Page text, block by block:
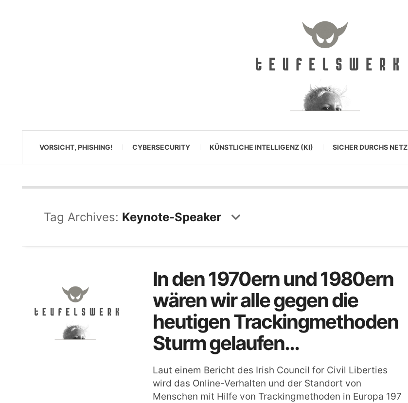
VORSICHT, PHISHING! CYBERSECURITY KÜNSTLICHE INTELLIGENZ (KI) SICHER DURCHS NETZ
Tag Archives: Keynote-Speaker
In den 1970ern und 1980ern
wären wir alle gegen die
heutigen Trackingmethoden
Sturm gelaufen…
Laut einem Bericht des Irish Council for Civil Liberties
wird das Online-Verhalten und der Standort von
Menschen mit Hilfe von Trackingmethoden in Europa 197